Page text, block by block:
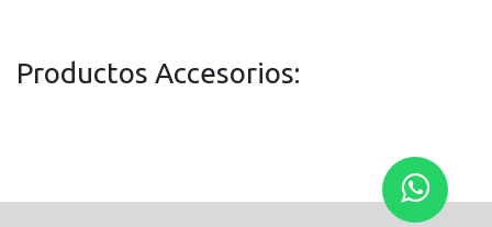
Productos Accesorios: